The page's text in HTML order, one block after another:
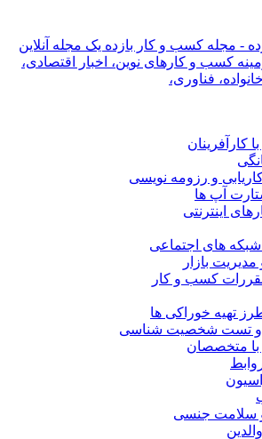
- مجله کسب و کار بازده یک مجله آنلاین
کسب و کارهای نوین، اخبار اقتصادی،
فناوری،
کارآفرینان
و رزومه نویسی
آپ ها
اینترنتی
های اجتماعی
مدیریت بازار
کسب و کار
تهیه خوراکی ها
تست شخصیت شناسی
متخصصان
سلامت جنسی